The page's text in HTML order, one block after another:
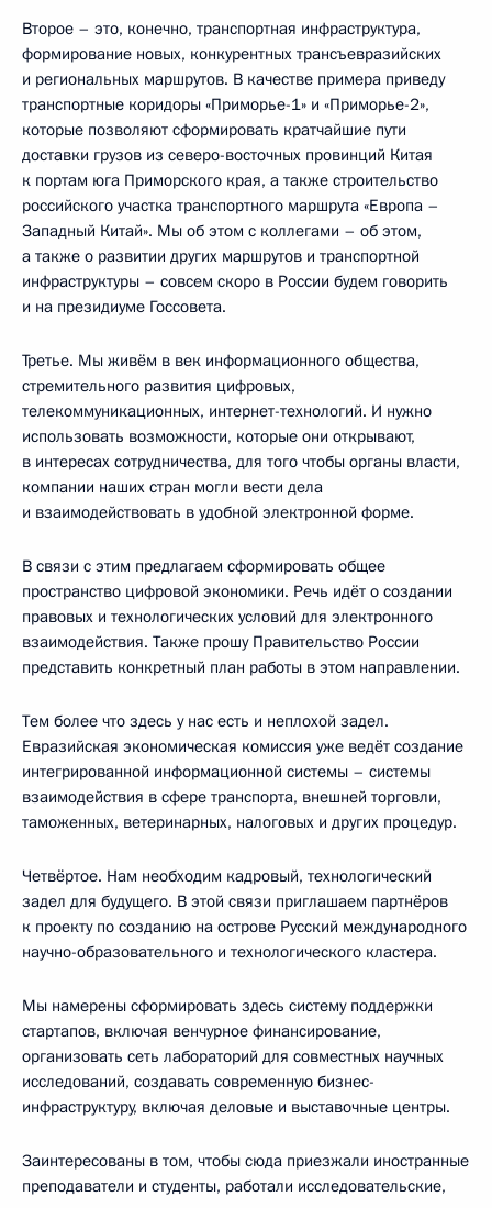
Второе – это, конечно, транспортная инфраструктура,
формирование новых, конкурентных трансъевразийских
и региональных маршрутов. В качестве примера приведу
транспортные коридоры «Приморье-1» и «Приморье-2»,
которые позволяют сформировать кратчайшие пути
доставки грузов из северо-восточных провинций Китая
к портам юга Приморского края, а также строительство
российского участка транспортного маршрута «Европа –
Западный Китай». Мы об этом с коллегами – об этом,
а также о развитии других маршрутов и транспортной
инфраструктуры – совсем скоро в России будем говорить
и на президиуме Госсовета.
Третье. Мы живём в век информационного общества,
стремительного развития цифровых,
телекоммуникационных, интернет-технологий. И нужно
использовать возможности, которые они открывают,
в интересах сотрудничества, для того чтобы органы власти,
компании наших стран могли вести дела
и взаимодействовать в удобной электронной форме.
В связи с этим предлагаем сформировать общее
пространство цифровой экономики. Речь идёт о создании
правовых и технологических условий для электронного
взаимодействия. Также прошу Правительство России
представить конкретный план работы в этом направлении.
Тем более что здесь у нас есть и неплохой задел.
Евразийская экономическая комиссия уже ведёт создание
интегрированной информационной системы – системы
взаимодействия в сфере транспорта, внешней торговли,
таможенных, ветеринарных, налоговых и других процедур.
Четвёртое. Нам необходим кадровый, технологический
задел для будущего. В этой связи приглашаем партнёров
к проекту по созданию на острове Русский международного
научно-образовательного и технологического кластера.
Мы намерены сформировать здесь систему поддержки
стартапов, включая венчурное финансирование,
организовать сеть лабораторий для совместных научных
исследований, создавать современную бизнес-
инфраструктуру, включая деловые и выставочные центры.
Заинтересованы в том, чтобы сюда приезжали иностранные
преподаватели и студенты, работали исследовательские,